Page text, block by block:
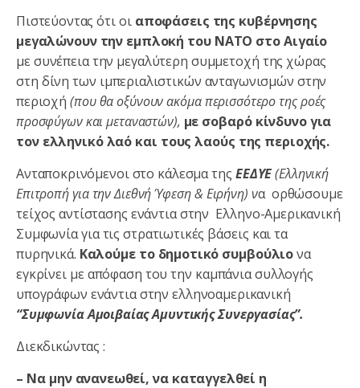
Πιστεύοντας ότι οιαποφάσεις της κυβέρνησης
μεγαλώνουν την εμπλοκή του ΝΑΤΟ στο Αιγαίο
με συνέπεια την μεγαλύτερη συμμετοχή της χώρας
στη δίνη των ιμπεριαλιστικών ανταγωνισμών στην
περιοχή(που θα οξύνουν ακόμα περισσότερο της ροές
προσφύγων και μεταναστών), με σοβαρό κίνδυνο για
τον ελληνικό λαό και τους λαούς της περιοχής.
Ανταποκρινόμενοι στο κάλεσμα της ΕΕΔΥΕ(Ελληνική
Επιτροπή για την Διεθνή Ύφεση & Ειρήνη) να ορθώσουμε
τείχος αντίστασης ενάντια στην Ελληνο-Αμερικανική
Συμφωνία για τις στρατιωτικές βάσεις και τα
πυρηνικά. Καλούμε το δημοτικό συμβούλιονα
εγκρίνει με απόφαση του την καμπάνια συλλογής
υπογράφων ενάντια στην ελληνοαμερικανική
“Συμφωνία Αμοιβαίας Αμυντικής Συνεργασίας”.
Διεκδικώντας :
– Να μην ανανεωθεί, να καταγγελθεί η